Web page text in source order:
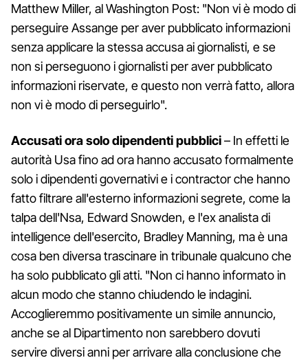
Matthew Miller, al Washington Post: "Non vi è modo di
perseguire Assange per aver pubblicato informazioni
senza applicare la stessa accusa ai giornalisti, e se
non si perseguono i giornalisti per aver pubblicato
informazioni riservate, e questo non verrà fatto, allora
non vi è modo di perseguirlo".
Accusati ora solo dipendenti pubblici– In effetti le
autorità Usa fino ad ora hanno accusato formalmente
solo i dipendenti governativi e i contractor che hanno
fatto filtrare all'esterno informazioni segrete, come la
talpa dell'Nsa, Edward Snowden, e l'ex analista di
intelligence dell'esercito, Bradley Manning, ma è una
cosa ben diversa trascinare in tribunale qualcuno che
ha solo pubblicato gli atti. "Non ci hanno informato in
alcun modo che stanno chiudendo le indagini.
Accoglieremmo positivamente un simile annuncio,
anche se al Dipartimento non sarebbero dovuti
servire diversi anni per arrivare alla conclusione che